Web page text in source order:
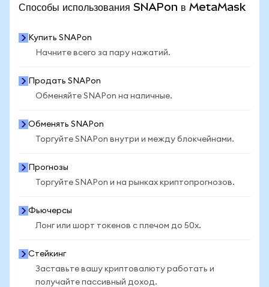
Способы использования SNAPon в MetaMask
Купить SNAPon
Начните всего за пару нажатий.
Продать SNAPon
Обменяйте SNAPon на наличные.
Обменять SNAPon
Торгуйте SNAPon внутри и между блокчейнами.
Прогнозы
Торгуйте SNAPon и на рынках криптопрогнозов.
Фьючерсы
Лонг или шорт токенов с плечом до 50x.
Стейкинг
Заставьте вашу криптовалюту работать и
получайте пассивный доход.